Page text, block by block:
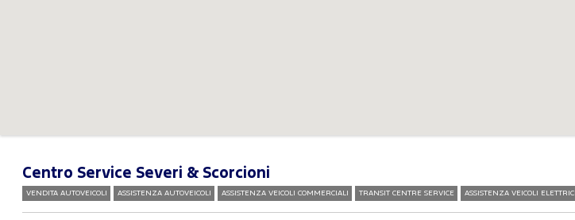
Centro Service Severi & Scorcioni
VENDITA AUTOVEICOLI ASSISTENZA AUTOVEICOLI ASSISTENZA VEICOLI COMMERCIALI TRANSIT CENTRE SERVICE ASSISTENZA VEICOLI ELETTRICI